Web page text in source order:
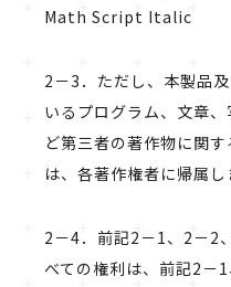
Math Script Italic
2－3．ただし、本製品
いるプログラム、文章
ど第三者の著作物に関
は、各著作権者に帰属し
2－4．前記2－1、2－2
べての権利は、前記2－